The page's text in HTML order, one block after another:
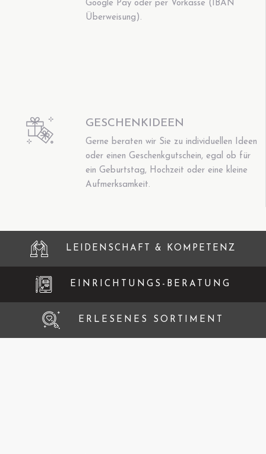
Google Pay oder per Vorkasse (IBAN
Überweisung).
GESCHENKIDEEN
Gerne beraten wir Sie zu individuellen Ideen
oder einen Geschenkgutschein, egal ob für
ein Geburtstag, Hochzeit oder eine kleine
Aufmerksamkeit.
LEIDENSCHAFT & KOMPETENZ
EINRICHTUNGS-BERATUNG
ERLESENES SORTIMENT